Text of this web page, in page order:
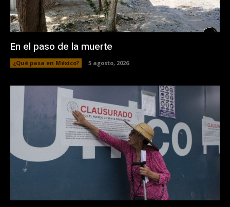
En el paso de la muerte
¿Qué pasa en México? 5 agosto, 2026